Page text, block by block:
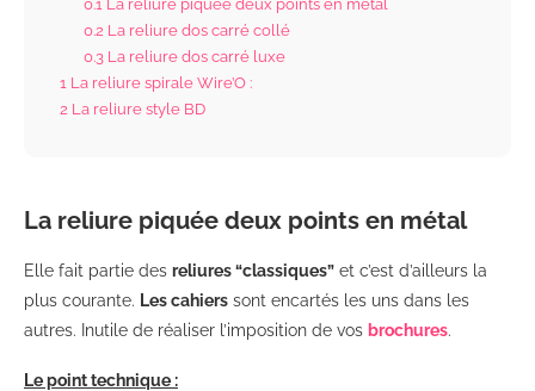
0.1La reliure piquée deux points en métal
0.2La reliure dos carré collé
0.3La reliure dos carré luxe
1 La reliure spirale Wire’O :
2 La reliure style BD
La reliure piquée deux points en métal
Elle fait partie des reliures “classiques” et c’est d’ailleurs la
plus courante. Les cahiers sont encartés les uns dans les
autres. Inutile de réaliser l’imposition de vos brochures.
Le point technique :